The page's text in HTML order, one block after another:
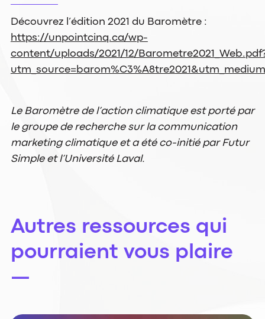
Découvrez l’édition 2021 du Baromètre :
https://unpointcinq.ca/wp-
content/uploads/2021/12/
Le Baromètre de l’action climatique est porté par
le groupe de recherche sur la communication
marketing climatique et a été co-initié par Futur
Simple et l’Université Laval.
Autres ressources qui
pourraient vous plaire
—